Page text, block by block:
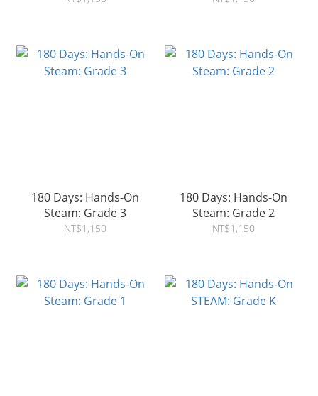
180 Days: Hands-On
Steam: Grade 3
NT$1,150
180 Days: Hands-On
Steam: Grade 2
NT$1,150